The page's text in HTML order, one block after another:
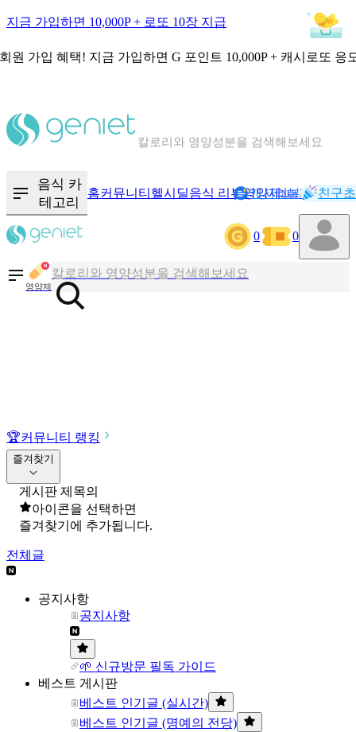
지금 가입하면 10,000P + 로또 10장 지급
원 가입 혜택! 지금 가입하면 G 포인트 10,000P + 캐시로또 응
혈당 · 다이어트 음식 검색해보세요
음식 카
테고리
홈커뮤니티 헬시딜음식 리뷰영양제NEW기록
캐시리뷰 친구
0 0
영양제
칼로리와 영양성분을 검색해보세요
혈당 · 다이어트 음식 검색해보세요
음식 · 영양제 리뷰를 찾아보세요
🏆커뮤니티 랭킹
즐겨찾기
게시판 제목의
아이콘을 선택하면
즐겨찾기에 추가됩니다.
전체글
공지사항
공지사항
🌱 신규방문 필독 가이드
베스트 게시판
베스트 인기글 (실시간)
베스트 인기글 (명예의 전당)